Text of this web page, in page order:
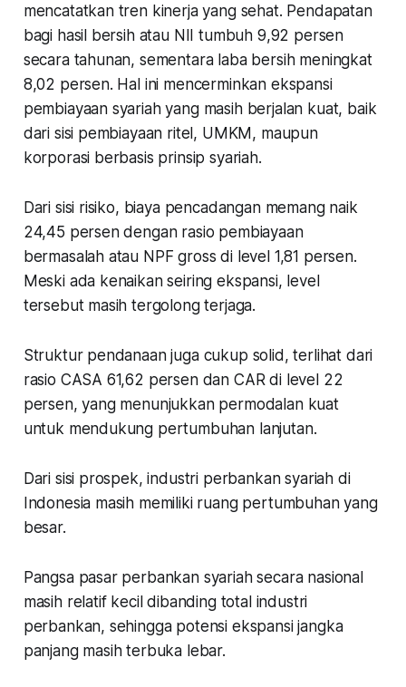
mencatatkan tren kinerja yang sehat. Pendapatan
bagi hasil bersih atau NII tumbuh 9,92 persen
secara tahunan, sementara laba bersih meningkat
8,02 persen. Hal ini mencerminkan ekspansi
pembiayaan syariah yang masih berjalan kuat, baik
dari sisi pembiayaan ritel, UMKM, maupun
korporasi berbasis prinsip syariah.
Dari sisi risiko, biaya pencadangan memang naik
24,45 persen dengan rasio pembiayaan
bermasalah atau NPF gross di level 1,81 persen.
Meski ada kenaikan seiring ekspansi, level
tersebut masih tergolong terjaga.
Struktur pendanaan juga cukup solid, terlihat dari
rasio CASA 61,62 persen dan CAR di level 22
persen, yang menunjukkan permodalan kuat
untuk mendukung pertumbuhan lanjutan.
Dari sisi prospek, industri perbankan syariah di
Indonesia masih memiliki ruang pertumbuhan yang
besar.
Pangsa pasar perbankan syariah secara nasional
masih relatif kecil dibanding total industri
perbankan, sehingga potensi ekspansi jangka
panjang masih terbuka lebar.